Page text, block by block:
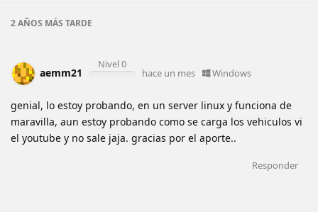
2 AÑOS MÁS TARDE
aemm21
Nivel 0
hace un mes Windows
genial, lo estoy probando, en un server linux y funciona de
maravilla, aun estoy probando como se carga los vehiculos vi
el youtube y no sale jaja. gracias por el aporte..
Responder